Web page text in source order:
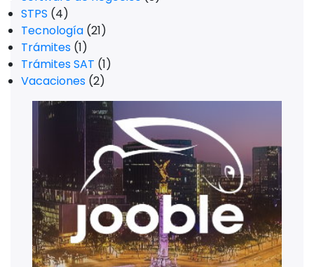
STPS (4)
Tecnología (21)
Trámites (1)
Trámites SAT (1)
Vacaciones (2)